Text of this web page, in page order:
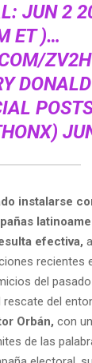
JUN 2
ET )​​​‍​​‌‍​​‌‍​​​​​​​‌‍​​​​​​​‌‍​​​​​​​​​‌‍​​‌‍​​​​​​​​‌‍​​‌‍​​​​​‌‍​​​​​‌‍…
instalarse
efectiva,
recientes
del pasado
del
Orbán, con
de las